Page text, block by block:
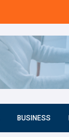
BUSINESS